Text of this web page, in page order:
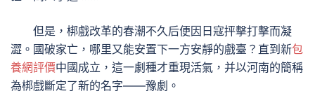
但是，梆戲改革的春潮不久后便因日寇抨擊打擊而凝
澀。國破家亡，哪里又能安置下一方安靜的戲臺？直到新包
養網評價中國成立，這一劇種才重現活氣，并以河南的簡稱
為梆戲斷定了新的名字——豫劇。